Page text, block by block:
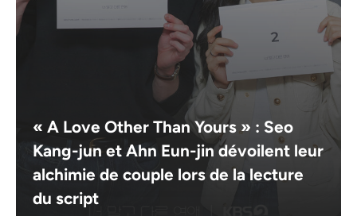
« A Love Other Than Yours » : Seo
Kang-jun et Ahn Eun-jin dévoilent leur
alchimie de couple lors de la lecture
du script